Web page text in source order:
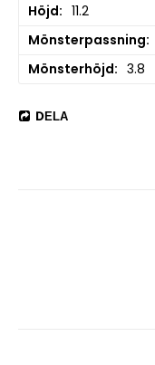
Höjd
11.2
Mönsterpassning
Mönsterhöjd
3.8
DELA